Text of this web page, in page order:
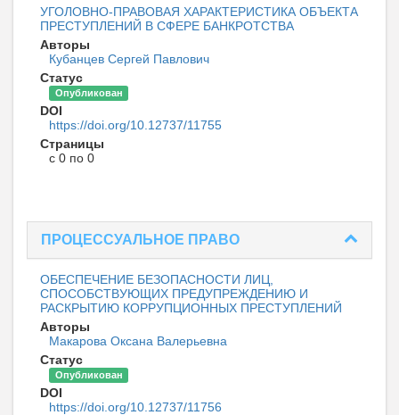
УГОЛОВНО-ПРАВОВАЯ ХАРАКТЕРИСТИКА ОБЪЕКТА
ПРЕСТУПЛЕНИЙ В СФЕРЕ БАНКРОТСТВА
Авторы
Кубанцев Сергей Павлович
Статус
Опубликован
DOI
https://doi.org/10.12737/11755
Страницы
с 0 по 0
ПРОЦЕССУАЛЬНОЕ ПРАВО
ОБЕСПЕЧЕНИЕ БЕЗОПАСНОСТИ ЛИЦ,
СПОСОБСТВУЮЩИХ ПРЕДУПРЕЖДЕНИЮ И
РАСКРЫТИЮ КОРРУПЦИОННЫХ ПРЕСТУПЛЕНИЙ
Авторы
Макарова Оксана Валерьевна
Статус
Опубликован
DOI
https://doi.org/10.12737/11756